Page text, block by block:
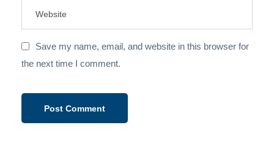
Save my name, email, and website in this browser for
the next time I comment.